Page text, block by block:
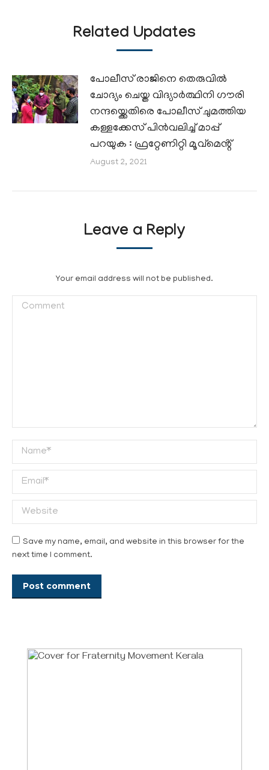
Related Updates
പോലീസ് രാജിനെ തെരുവിൽ
ചോദ്യം ചെയ്ത വിദ്യാർത്ഥിനി ഗൗരി
നന്ദയ്ക്കെതിരെ പോലീസ് ചുമത്തിയ
കള്ളക്കേസ് പിൻവലിച്ച് മാപ്പ്
പറയുക : ഫ്രറ്റേണിറ്റി മൂവ്മെൻ്റ്
August 2, 2021
Leave a Reply
Your email address will not be published.
Comment
Name *
Email *
Website
Save my name, email, and website in this browser for the
next time I comment.
Post comment